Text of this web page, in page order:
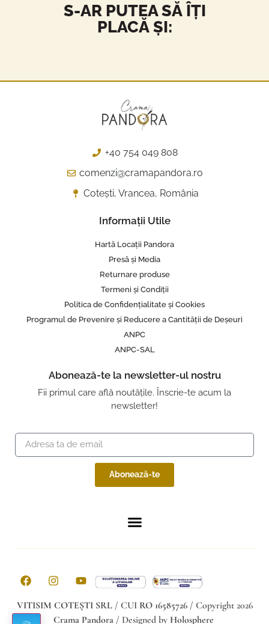
S-AR PUTEA SĂ ÎȚI
PLACĂ ȘI:
+40 754 049 808
comenzi@cramapandora.ro
Cotești, Vrancea, România
Informații Utile
Hartă Locații Pandora
Presă și Media
Returnare produse
Termeni și Condiții
Politica de Confidențialitate și Cookies
Programul de Prevenire și Reducere a Cantității de Deșeuri
ANPC
ANPC-SAL
Abonează-te la newsletter-ul nostru
Fii primul care află noutățile. Înscrie-te acum la
newsletter!
Abonează-te
VITISIM COTEȘTI SRL / CUI RO 16585726/ Copyright 2026
Crama Pandora/ Designed by Holosphere